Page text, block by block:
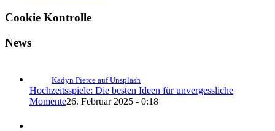
Cookie Kontrolle
News
Kadyn Pierce auf Unsplash
Hochzeitsspiele: Die besten Ideen für unvergessliche
Momente26. Februar 2025 - 0:18